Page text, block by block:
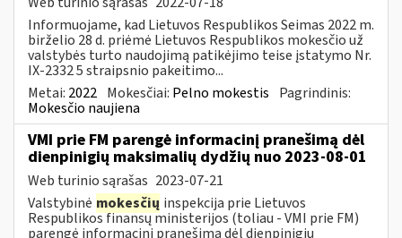
Informuojame, kad Lietuvos Respublikos Seimas 2022 m.
birželio 28 d. priėmė Lietuvos Respublikos mokesčio už
valstybės turto naudojimą patikėjimo teise įstatymo Nr.
IX-2332 5 straipsnio pakeitimo...
Metai: 2022 Mokesčiai: Pelno mokestis Pagrindinis:
Mokesčio naujiena
VMI prie FM parengė informacinį pranešimą dėl
dienpinigių maksimalių dydžių nuo 2023-08-01
Web turinio sąrašas 2023-07-21
Valstybinė mokesčių inspekcija prie Lietuvos
Respublikos finansų ministerijos (toliau - VMI prie FM)
parengė informacinį pranešimą dėl dienpinigių